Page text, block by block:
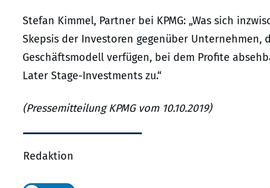
Stefan Kimmel, Partner bei KPMG: „Was sich
Skepsis der Investoren gegenüber
Geschäftsmodell verfügen, bei dem Profite
Later Stage-Investments zu.“
(Pressemitteilung KPMG vom 10.10.2019)
Redaktion